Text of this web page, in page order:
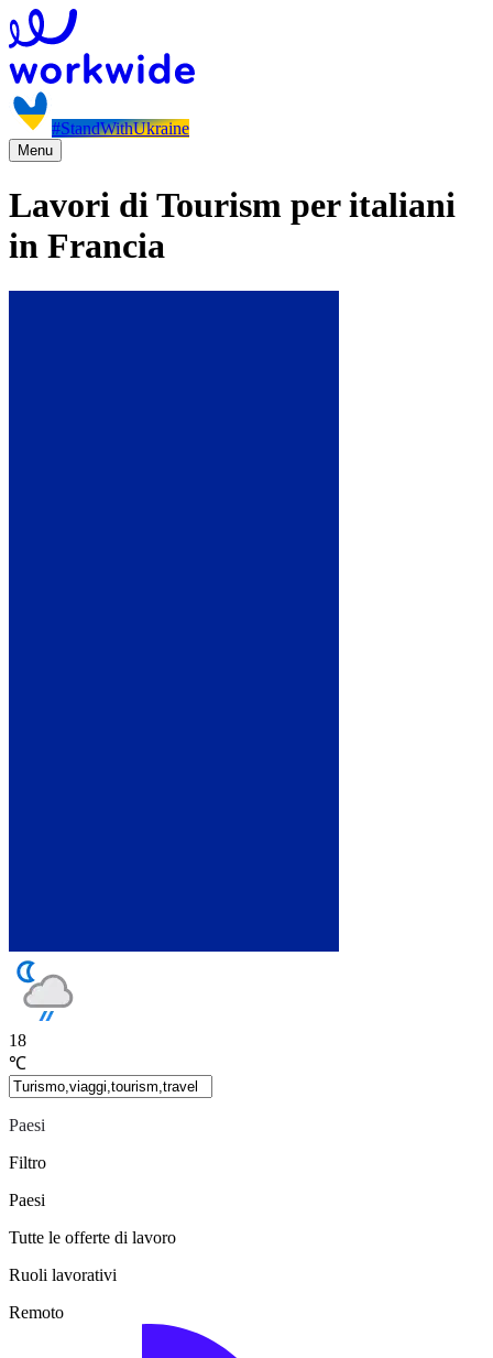
#StandWithUkraine
Menu
Lavori di Tourism per italiani
in Francia
18
℃
Paesi
Filtro
Paesi
Tutte le offerte di lavoro
Ruoli lavorativi
Remoto